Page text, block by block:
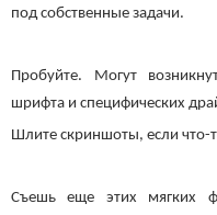
под собственные задачи.
Пробуйте. Могут
шрифта и специфических
Шлите скриншоты, если что-
Съешь еще этих мягких